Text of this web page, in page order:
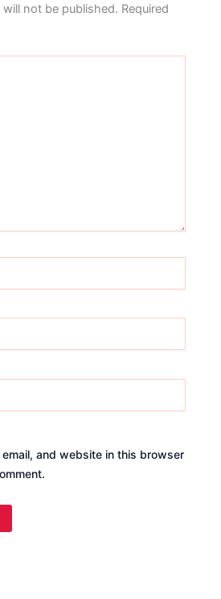
not be published. Required
email, and website in this browser